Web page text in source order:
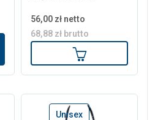
56,00 zł netto
68,88 zł brutto
Dodaj do
Unisex